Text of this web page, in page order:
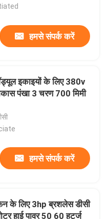
हमसे संपर्क करें
इकाइयों के लिए 380v
पंखा 3 चरण 700 मिमी
हमसे संपर्क करें
के लिए 3hp ब्रशलेस डीसी
हाई पावर 50 60 हर्ट्ज